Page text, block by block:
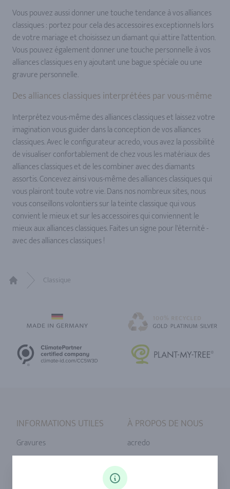
Vous pouvez aussi donner une touche tendance à vos alliances
classiques : portez pour cela des accessoires exceptionnels lors
de votre mariage et choisissez un diamant qui attire l'attention.
Vous pouvez également donner une touche personnelle à vos
alliances classiques en y ajoutant une bague spéciale ou une
gravure personnelle.
Des alliances classiques interprétées par vous-même
Interprétez vous-même des alliances classiques et laissez votre
imagination vous guider dans la conception de vos alliances
classiques. Avec le configurateur acredo, vous avez la possibilité
de visualiser confortablement de chez vous les matériaux des
alliances classiques et de les combiner avec des diamants
assortis. Concevez ainsi vous-même des alliances classiques qui
vous plairont toute votre vie. Dans nos nombreux sites, nous
vous conseillons volontiers sur la teinte classique qui vous
convient le mieux et sur les accessoires qui conviennent le
mieux aux alliances classiques. Faites un signe pour l'éternité -
avec des alliances classiques !
Classique
INFORMATIONS UTILES
Gravures
À PROPOS DE NOUS
acredo